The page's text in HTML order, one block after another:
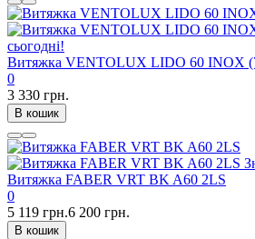
сьогодні!
Витяжка VENTOLUX LIDO 60 INOX
0
3 330 грн.
В кошик
Витяжка FABER VRT BK A60 2LS
0
5 119 грн.6 200 грн.
В кошик